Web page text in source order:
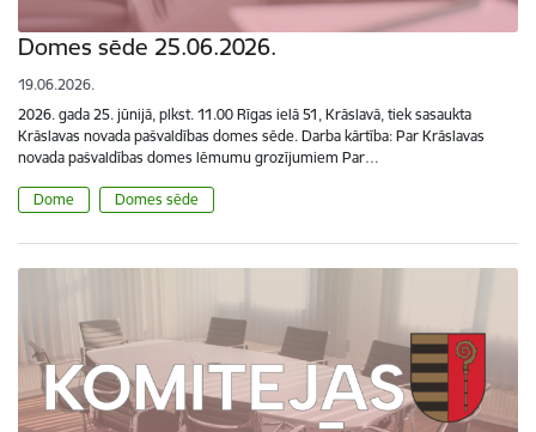
Domes sēde 25.06.2026.
19.06.2026.
2026. gada 25. jūnijā, plkst. 11.00 Rīgas ielā 51, Krāslavā, tiek sasaukta
Krāslavas novada pašvaldības domes sēde. Darba kārtība: Par Krāslavas
novada pašvaldības domes lēmumu grozījumiem Par…
Dome Domes sēde